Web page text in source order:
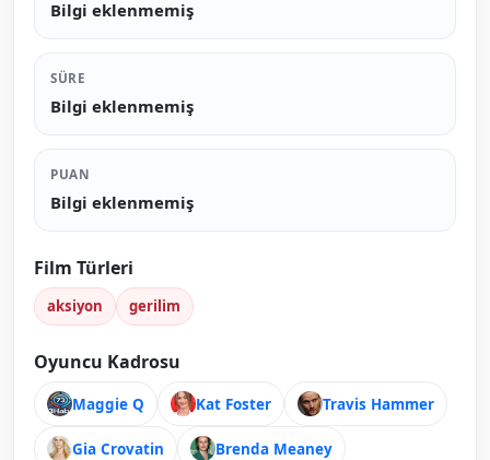
Bilgi eklenmemiş
SÜRE
Bilgi eklenmemiş
PUAN
Bilgi eklenmemiş
Film Türleri
aksiyon gerilim
Oyuncu Kadrosu
Maggie Q Kat Foster Travis Hammer
Gia Crovatin Brenda Meaney